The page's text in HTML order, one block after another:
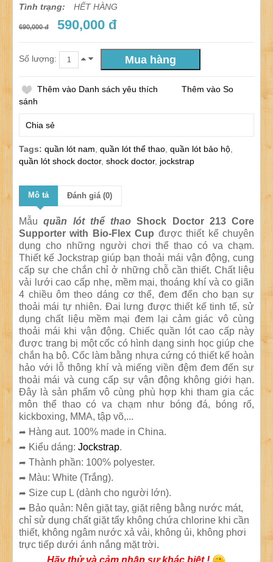
Tình trạng:
HẾT HÀNG
690,000 đ 590,000 đ
Số lượng:
Thêm vào Danh sách yêu thích
Thêm vào So
sánh
Chia sẻ
Tags: quần lót nam quần lót thể thao quần lót bảo hộ
quần lót shock doctor, shock doctor, jockstrap
Mô tả Đánh giá (0)
Mẫuquần lót thể thaoShock Doctor 213 Core
Supporter with Bio-Flex Cup được thiết kế chuyên
dụng cho những người chơi thể thao có va chạm.
Thiết kế Jockstrap giúp bạn thoải mái vận động, cung
cấp sự che chắn chỉ ở những chỗ cần thiết. Chất liệu
vải lưới cao cấp nhẹ, mềm mại, thoáng khí và co giãn
4 chiều ôm theo dáng cơ thể, đem đến cho bạn sự
thoải mái tự nhiên. Đai lưng được thiết kế tinh tế, sử
dụng chất liệu mềm mại đem lại cảm giác vô cùng
thoải mái khi vận động. Chiếc quần lót cao cấp này
được trang bị một cốc có hình dạng sinh học giúp che
chắn hạ bộ. Cốc làm bằng nhựa cứng có thiết kế hoàn
hảo với lỗ thông khí và miếng viền đệm đem đến sự
thoải mái và cung cấp sự vận động không giới hạn.
Đây là sản phẩm vô cùng phù hợp khi tham gia các
môn thể thao có va chạm như bóng đá, bóng rổ,
kickboxing, MMA, tập võ,...
➦ Hàng aut. 100% made in China.
➦ Kiểu dáng: Jockstrap.
➦ Thành phần: 100% polyester.
➦ Màu: White (Trắng).
➦ Size cup L (dành cho người lớn).
➦ Bảo quản: Nên giặt tay, giặt riêng bằng nước mát,
chỉ sử dụng chất giặt tẩy không chứa chlorine khi cần
thiết, không ngâm nước xả vải, không ủi, không phơi
trực tiếp dưới ánh nắng mặt trời.